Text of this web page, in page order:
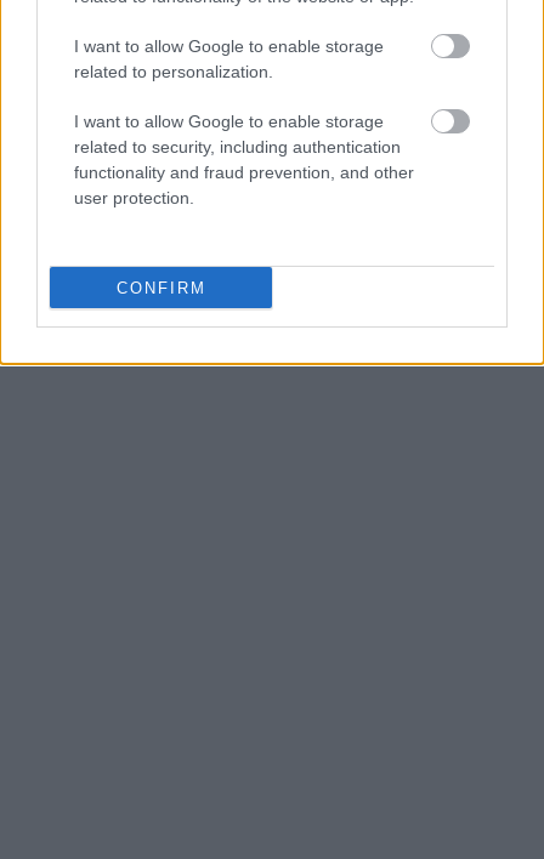
I want to allow Google to enable storage
related to personalization.
I want to allow Google to enable storage
related to security, including authentication
functionality and fraud prevention, and other
user protection.
CONFIRM